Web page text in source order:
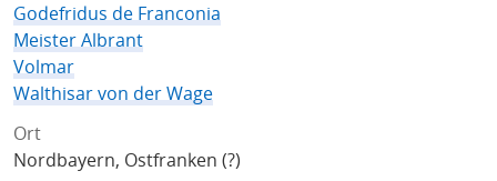
Godefridus de Franconia
Meister Albrant
Volmar
Walthisar von der Wage
Ort
Nordbayern, Ostfranken (?)